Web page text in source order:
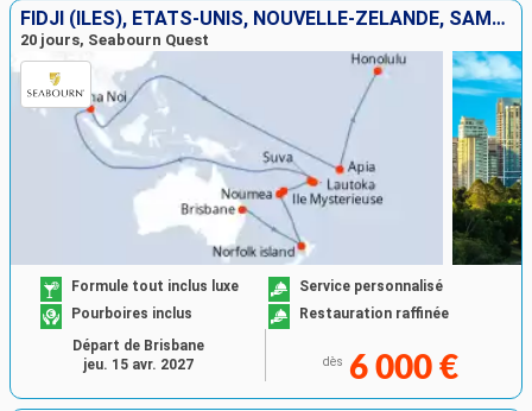
FIDJI (ÎLES), ÉTATS-UNIS, NOUVELLE-ZÉLANDE, SAMOA, VANUATU, AUSTRALIE, THAÏLANDE, NOUVELLE-CALÉDONIE
20 jours, Seabourn Quest
Formule tout inclus luxe
Service personnalisé
Pourboires inclus
Restauration raffinée
dès 6 000 €
Départ de Brisbane
jeu. 15 avr. 2027